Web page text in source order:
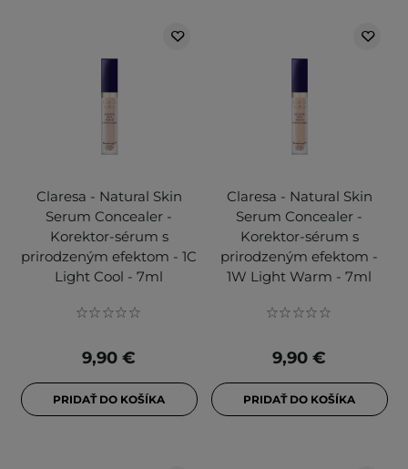
Claresa - Natural Skin
Serum Concealer -
Korektor-sérum s
prirodzeným efektom - 1C
Light Cool - 7ml
9,90 €
PRIDAŤ DO KOŠÍKA
Claresa - Natural Skin
Serum Concealer -
Korektor-sérum s
prirodzeným efektom -
1W Light Warm - 7ml
9,90 €
PRIDAŤ DO KOŠÍKA